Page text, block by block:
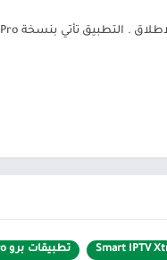
تطبيقات برو pro